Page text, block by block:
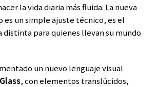
la vida diaria más fluida. La nueva
es un simple ajuste técnico, es el
distinta para quienes llevan su mundo
un nuevo lenguaje visual
, con elementos translúcidos,